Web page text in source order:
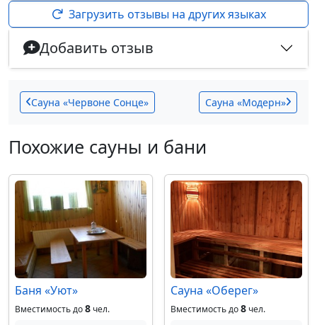
Загрузить отзывы на других языках
Добавить отзыв
Сауна «Червоне Сонце» Сауна «Модерн»
Похожие сауны и бани
Баня «Уют»
Вместимость до8чел.
Сауна «Оберег»
Вместимость до8чел.